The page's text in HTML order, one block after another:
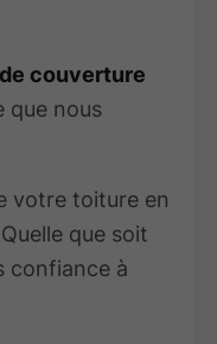
couverture
que nous
votre toiture en
que soit
confiance à